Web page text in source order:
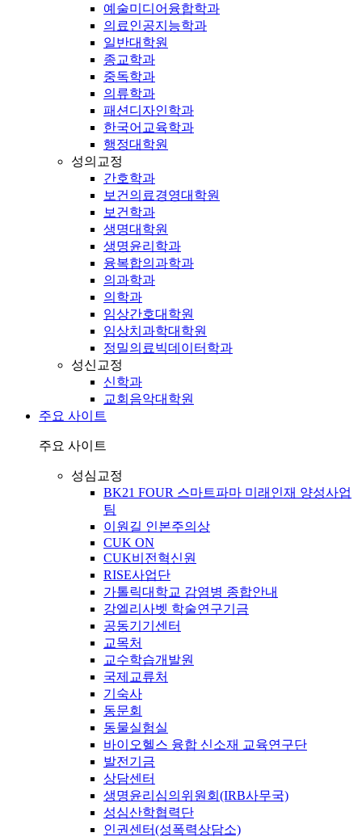
예술미디어융합학과
의료인공지능학과
일반대학원
종교학과
중독학과
의류학과
패션디자인학과
한국어교육학과
행정대학원
성의교정
간호학과
보건의료경영대학원
보건학과
생명대학원
생명윤리학과
융복합의과학과
의과학과
의학과
임상간호대학원
임상치과학대학원
정밀의료빅데이터학과
성신교정
신학과
교회음악대학원
주요 사이트
주요 사이트
성심교정
BK21 FOUR 스마트파마 미래인재 양성사업
팀
이원길 인본주의상
CUK ON
CUK비전혁신원
RISE사업단
가톨릭대학교 감염병 종합안내
강엘리사벳 학술연구기금
공동기기센터
교목처
교수학습개발원
국제교류처
기숙사
동문회
동물실험실
바이오헬스 융합 신소재 교육연구단
발전기금
상담센터
생명윤리심의위원회(IRB사무국)
성심산학협력단
인권센터(성폭력상담소)